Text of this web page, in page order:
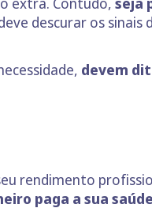
descurar os sinais
devem
rendimento
paga a sua saúde